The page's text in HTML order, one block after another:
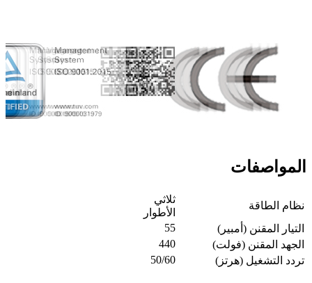
المواصفات
نظام الطاقة
ثلاثي
الأطوار
التيار المقنن (أمبير)
55
الجهد المقنن (فولت)
440
تردد التشغيل (هرتز)
50/60